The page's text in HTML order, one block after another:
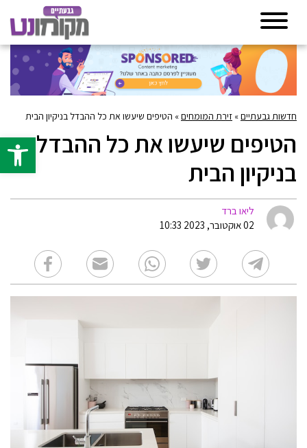
פתח
חדשות גבעתיים» זירת המומחים» הטיפים שיעשו את כל ההבדל בניקיון הבית
הטיפים שיעשו את כל ההבדל
בניקיון הבית
ליאו ברד
02 אוקטובר, 2023 10:33